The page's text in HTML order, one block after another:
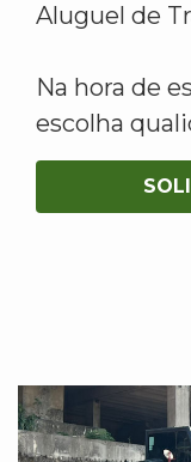
Aluguel de
Na hora de
escolha